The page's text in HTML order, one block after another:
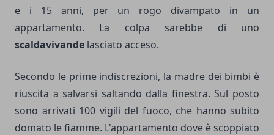
e i 15 anni, per un rogo divampato in un
appartamento. La colpa sarebbe di uno
scaldavivande lasciato acceso.
Secondo le prime indiscrezioni, la madre dei bimbi è
riuscita a salvarsi saltando dalla finestra. Sul posto
sono arrivati 100 vigili del fuoco, che hanno subito
domato le fiamme. L'appartamento dove è scoppiato